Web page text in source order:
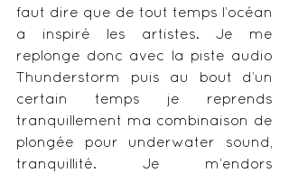
faut dire que de tout temps l’océan
a inspiré les artistes. Je me
replonge donc avec la piste audio
Thunderstorm puis au bout d’un
certain temps je reprends
tranquillement ma combinaison de
plongée pour underwater sound,
tranquillité. Je m’endors